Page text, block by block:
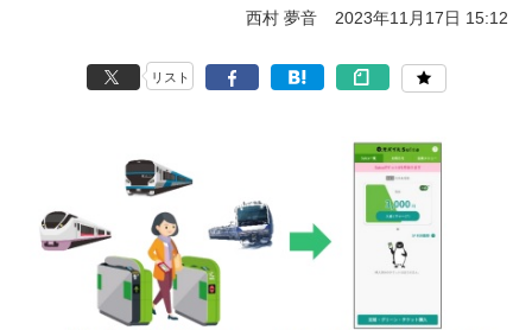
西村 夢音 2023年11月17日 15:12
リスト